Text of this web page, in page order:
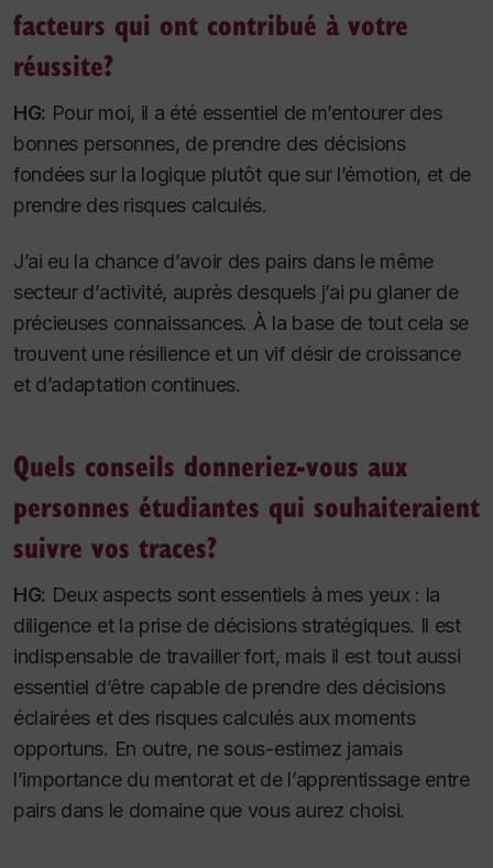
facteurs qui ont contribué à votre
réussite?
HG: Pour moi, il a été essentiel de m’entourer des
bonnes personnes, de prendre des décisions
fondées sur la logique plutôt que sur l’émotion, et de
prendre des risques calculés.
J’ai eu la chance d’avoir des pairs dans le même
secteur d’activité, auprès desquels j’ai pu glaner de
précieuses connaissances. À la base de tout cela se
trouvent une résilience et un vif désir de croissance
et d’adaptation continues.
Quels conseils donneriez-vous aux
personnes étudiantes qui souhaiteraient
suivre vos traces?
HG: Deux aspects sont essentiels à mes yeux : la
diligence et la prise de décisions stratégiques. Il est
indispensable de travailler fort, mais il est tout aussi
essentiel d’être capable de prendre des décisions
éclairées et des risques calculés aux moments
opportuns. En outre, ne sous-estimez jamais
l’importance du mentorat et de l’apprentissage entre
pairs dans le domaine que vous aurez choisi.